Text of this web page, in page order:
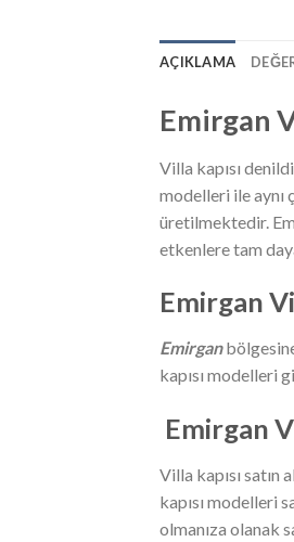
AÇIKLAMA
Emirgan
Villa kapısı
modelleri ile aynı
üretilmektedir.
etkenlere tam
Emirgan
Emirgan
kapısı modelleri
Emirgan
Villa kapısı satın
kapısı modelleri
olmanıza olanak